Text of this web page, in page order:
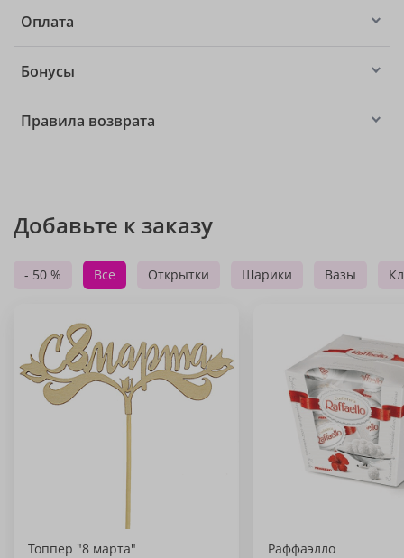
Оплата
Бонусы
Правила возврата
Добавьте к заказу
- 50 % Все Открытки Шарики Вазы
Топпер "8 марта" Раффаэлло